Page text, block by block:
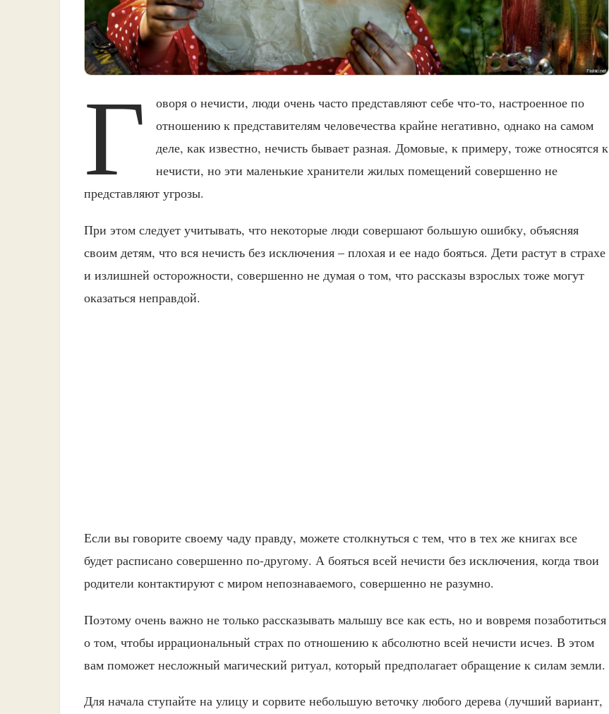
Г
оворя о нечисти, люди очень часто представляют себе что-то, настроенное по
отношению к представителям человечества крайне негативно, однако на самом
деле, как известно, нечисть бывает разная. Домовые, к примеру, тоже относятся к
нечисти, но эти маленькие хранители жилых помещений совершенно не
представляют угрозы.
При этом следует учитывать, что некоторые люди совершают большую ошибку, объясняя
своим детям, что вся нечисть без исключения – плохая и ее надо бояться. Дети растут в страхе
и излишней осторожности, совершенно не думая о том, что рассказы взрослых тоже могут
оказаться неправдой.
Если вы говорите своему чаду правду, можете столкнуться с тем, что в тех же книгах все
будет расписано совершенно по-другому. А бояться всей нечисти без исключения, когда твои
родители контактируют с миром непознаваемого, совершенно не разумно.
Поэтому очень важно не только рассказывать малышу все как есть, но и вовремя позаботиться
о том, чтобы иррациональный страх по отношению к абсолютно всей нечисти исчез. В этом
вам поможет несложный магический ритуал, который предполагает обращение к силам земли.
Для начала ступайте на улицу и сорвите небольшую веточку любого дерева (лучший вариант,